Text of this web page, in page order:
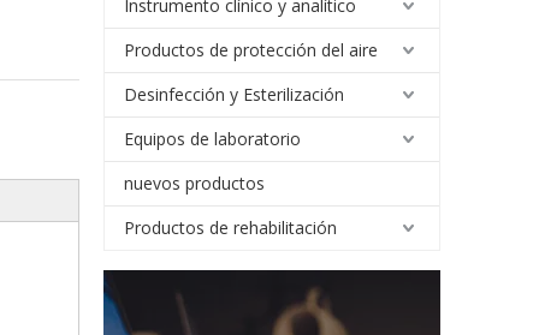
Instrumento clínico y analítico
Productos de protección del aire
Desinfección y Esterilización
Equipos de laboratorio
nuevos productos
Productos de rehabilitación